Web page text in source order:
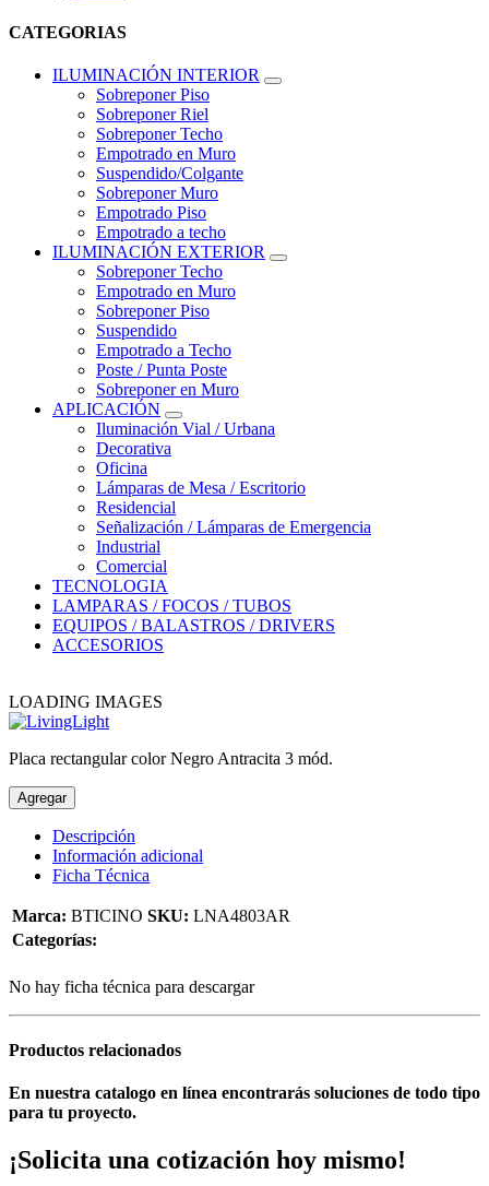
CATEGORIAS
ILUMINACIÓN INTERIOR
Sobreponer Piso
Sobreponer Riel
Sobreponer Techo
Empotrado en Muro
Suspendido/Colgante
Sobreponer Muro
Empotrado Piso
Empotrado a techo
ILUMINACIÓN EXTERIOR
Sobreponer Techo
Empotrado en Muro
Sobreponer Piso
Suspendido
Empotrado a Techo
Poste / Punta Poste
Sobreponer en Muro
APLICACIÓN
Iluminación Vial / Urbana
Decorativa
Oficina
Lámparas de Mesa / Escritorio
Residencial
Señalización / Lámparas de Emergencia
Industrial
Comercial
TECNOLOGIA
LAMPARAS / FOCOS / TUBOS
EQUIPOS / BALASTROS / DRIVERS
ACCESORIOS
LOADING IMAGES
Placa rectangular color Negro Antracita 3 mód.
Agregar
Descripción
Información adicional
Ficha Técnica
Marca: BTICINO SKU: LNA4803AR
Categorías:
No hay ficha técnica para descargar
Productos relacionados
En nuestra catalogo en línea encontrarás soluciones de todo tipo
para tu proyecto.
¡Solicita una cotización hoy mismo!